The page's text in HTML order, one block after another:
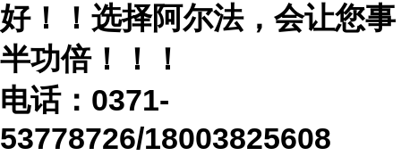
好！！选择阿尔法，会让您事
半功倍！！！
电话： 0371-
53778726/18003825608